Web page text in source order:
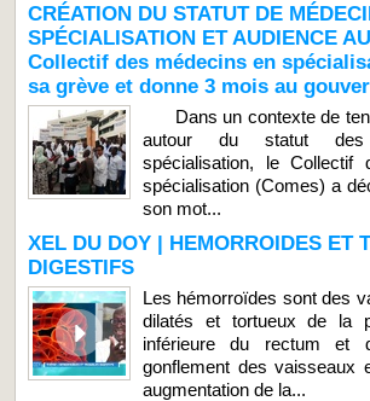
CRÉATION DU STATUT DE
SPÉCIALISATION ET AUDIENCE
Collectif des médecins en
sa grève et donne 3 mois au
Dans un contexte de
autour du statut
spécialisation, le Collectif
spécialisation (Comes) a
son mot...
XEL DU DOY | HEMORROIDES ET
DIGESTIFS
Les hémorroïdes sont des
dilatés et tortueux de la
inférieure du rectum
gonflement des vaisseaux
augmentation de la...